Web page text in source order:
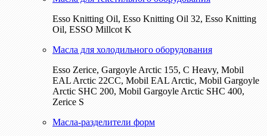
Esso Knitting Oil, Esso Knitting Oil 32, Esso Knitting
Oil, ESSO Millcot K
Масла для холодильного оборудования
Esso Zerice, Gargoyle Arctic 155, С Heavy, Mobil
EAL Arctic 22CC, Mobil EAL Arctic, Mobil Gargoyle
Arctic SHC 200, Mobil Gargoyle Arctic SHC 400,
Zerice S
Масла-разделители форм